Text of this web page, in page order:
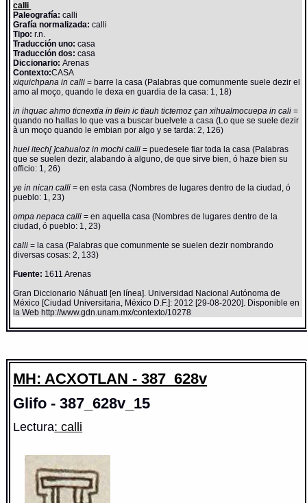
calli
Paleografía: calli
Grafía normalizada: calli
Tipo: r.n.
Traducción uno: casa
Traducción dos: casa
Diccionario:Arenas
Contexto:CASA
xiquichpana in calli= barre la casa (Palabras que comunmente suele dezir el
amo al moço, quando le dexa en guardia de la casa: 1, 18)
in ihquac ahmo ticnextia in tlein ic tiauh tictemoz çan xihualmocuepa in cali=
quando no hallas lo que vas a buscar buelvete a casa (Lo que se suele dezir
à un moço quando le embian por algo y se tarda: 2, 126)
huel itech[ ]cahualoz in mochi calli= puedesele fiar toda la casa (Palabras
que se suelen dezir, alabando à alguno, de que sirve bien, ó haze bien su
officio: 1, 26)
ye in nican calli= en esta casa (Nombres de lugares dentro de la ciudad, ó
pueblo: 1, 23)
ompa nepaca calli= en aquella casa (Nombres de lugares dentro de la
ciudad, ó pueblo: 1, 23)
calli= la casa (Palabras que comunmente se suelen dezir nombrando
diversas cosas: 2, 133)
Fuente: 1611 Arenas
Gran Diccionario Náhuatl [en línea]. Universidad Nacional Autónoma de
México [Ciudad Universitaria, México D.F.]: 2012 [29-08-2020]. Disponible en
la Web http://www.gdn.unam.mx/contexto/10278
MH: ACXOTLAN - 387_628v
Glifo - 387_628v_15
Lectura: calli